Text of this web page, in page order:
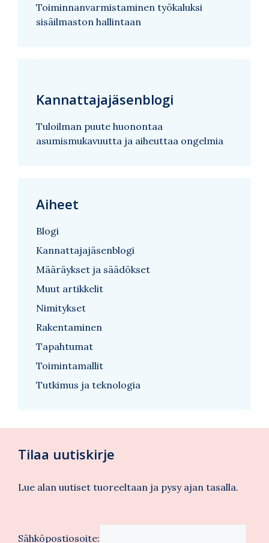
Toiminnanvarmistaminen työkaluksi
sisäilmaston hallintaan
Kannattajajäsenblogi
Tuloilman puute huonontaa
asumismukavuutta ja aiheuttaa ongelmia
Aiheet
Blogi
Kannattajajäsenblogi
Määräykset ja säädökset
Muut artikkelit
Nimitykset
Rakentaminen
Tapahtumat
Toimintamallit
Tutkimus ja teknologia
Tilaa uutiskirje
Lue alan uutiset tuoreeltaan ja pysy ajan tasalla.
Sähköpostiosoite: